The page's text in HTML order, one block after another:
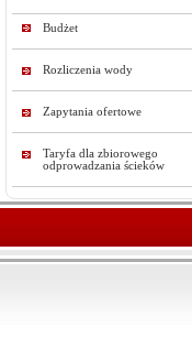
Budżet
Rozliczenia wody
Zapytania ofertowe
Taryfa dla zbiorowego
odprowadzania ścieków